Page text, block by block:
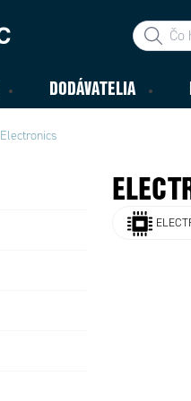
DODÁVATELIA
Electronics